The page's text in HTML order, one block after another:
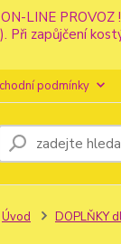
ON-LINE
zapůjčení
podmínky
Úvod DOPLŇKY